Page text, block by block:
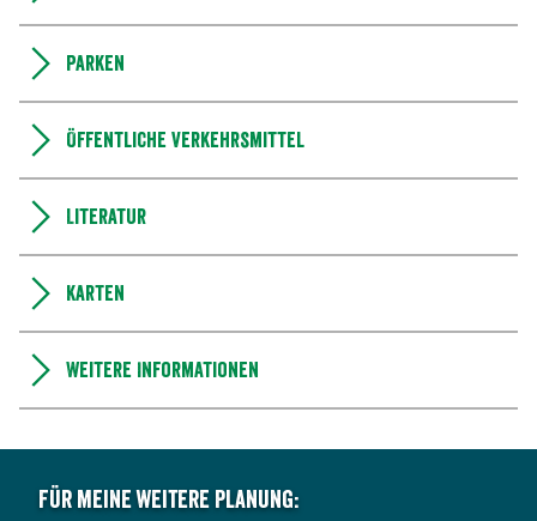
Parken
Öffentliche Verkehrsmittel
Literatur
Karten
Weitere Informationen
Für meine weitere Planung: